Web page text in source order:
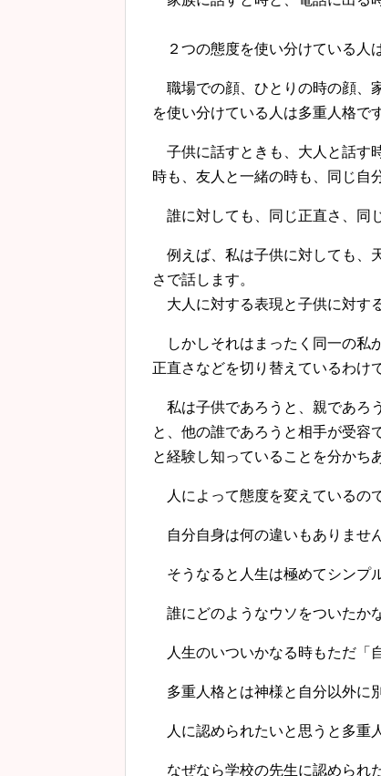
２つの態度を使い分けている人
職場での顔、ひとりの時の顔、
を使い分けている人は多重人格です
子供に話すときも、大人と話す
時も、友人と一緒の時も、同じ自
誰に対しても、同じ正直さ、同
例えば、私は子供に対しても、
さで話します。
大人に対する表現と子供に対す
しかしそれはまったく同一の私
正直さなどを切り替えているわけ
私は子供であろうと、親であろ
と、他の誰であろうと相手が受容
と経験し知っていることを分かち
人によって態度を変えているの
自分自身は何の違いもありません
そうなると人生は極めてシンプ
誰にどのようなウソをついたか
人生のいついかなる時もただ「
多重人格とは神様と自分以外に
人に認められたいと思うと多重
なぜなら学校の先生に認められ